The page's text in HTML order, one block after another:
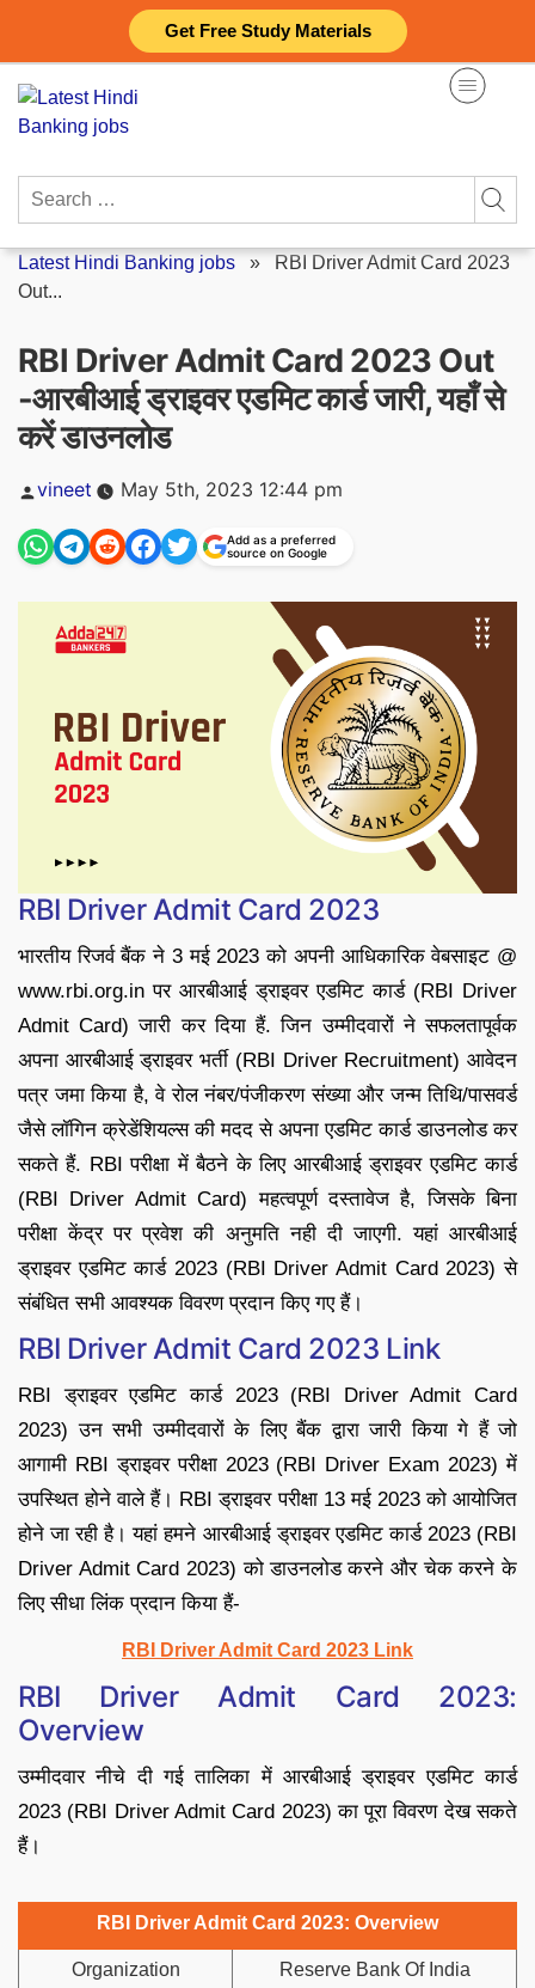
Get Free Study Materials
content
Search
Latest Hindi Banking jobs » RBI Driver Admit Card 2023
Out...
RBI Driver Admit Card 2023 Out
-आरबीआई ड्राइवर एडमिट कार्ड जारी, यहाँ से
करें डाउनलोड
Posted
vineet May 5th, 2023 12:44 pm
Add as a preferred
source on Google
RBI Driver Admit Card 2023
भारतीय रिजर्व बैंक ने 3 मई 2023 को अपनी आधिकारिक वेबसाइट @
www.rbi.org.in पर आरबीआई ड्राइवर एडमिट कार्ड (RBI Driver
Admit Card) जारी कर दिया हैं. जिन उम्मीदवारों ने सफलतापूर्वक
अपना आरबीआई ड्राइवर भर्ती (RBI Driver Recruitment) आवेदन
पत्र जमा किया है, वे रोल नंबर/पंजीकरण संख्या और जन्म तिथि/पासवर्ड
जैसे लॉगिन क्रेडेंशियल्स की मदद से अपना एडमिट कार्ड डाउनलोड कर
सकते हैं. RBI परीक्षा में बैठने के लिए आरबीआई ड्राइवर एडमिट कार्ड
(RBI Driver Admit Card) महत्वपूर्ण दस्तावेज है, जिसके बिना
परीक्षा केंद्र पर प्रवेश की अनुमति नही दी जाएगी. यहां आरबीआई
ड्राइवर एडमिट कार्ड 2023 (RBI Driver Admit Card 2023) से
संबंधित सभी आवश्यक विवरण प्रदान किए गए हैं।
RBI Driver Admit Card 2023 Link
RBI ड्राइवर एडमिट कार्ड 2023 (RBI Driver Admit Card
2023) उन सभी उम्मीदवारों के लिए बैंक द्वारा जारी किया गे हैं जो
आगामी RBI ड्राइवर परीक्षा 2023 (RBI Driver Exam 2023) में
उपस्थित होने वाले हैं। RBI ड्राइवर परीक्षा 13 मई 2023 को आयोजित
होने जा रही है। यहां हमने आरबीआई ड्राइवर एडमिट कार्ड 2023 (RBI
Driver Admit Card 2023) को डाउनलोड करने और चेक करने के
लिए सीधा लिंक प्रदान किया हैं-
RBI Driver Admit Card 2023 Link
RBI Driver Admit Card 2023:
Overview
उम्मीदवार नीचे दी गई तालिका में आरबीआई ड्राइवर एडमिट कार्ड
2023 (RBI Driver Admit Card 2023) का पूरा विवरण देख सकते
हैं।
RBI Driver Admit Card 2023: Overview
Organization Reserve Bank Of India